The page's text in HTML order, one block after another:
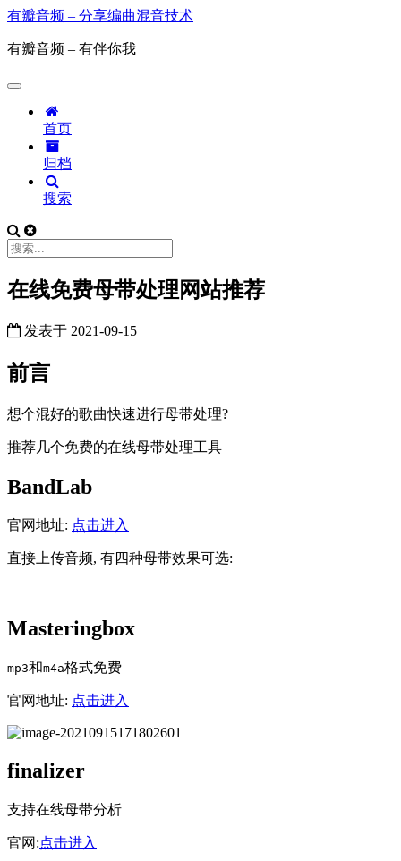
有瓣音频 – 分享编曲混音技术
有瓣音频 – 有伴你我
首页
归档
搜索
在线免费母带处理网站推荐
发表于 2021-09-15
前言
想个混好的歌曲快速进行母带处理?
推荐几个免费的在线母带处理工具
BandLab
官网地址: 点击进入
直接上传音频, 有四种母带效果可选:
Masteringbox
mp3和m4a格式免费
官网地址: 点击进入
finalizer
支持在线母带分析
官网:点击进入